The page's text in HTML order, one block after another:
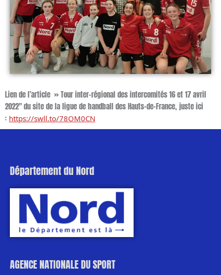
Lien de l’article » Tour inter-régional des intercomités 16 et 17 avril
2022″ du site de la ligue de handball des Hauts-de-France, juste ici
: https://swll.to/78OM0CN
Département du Nord
AGENCE NATIONALE DU SPORT